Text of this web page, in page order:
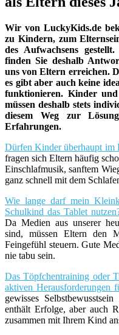
Wir von LuckyKids.de
zu Kindern, zum
des Aufwachsens
finden Sie deshalb
uns von Eltern erreichen.
es gibt aber auch keine
funktionieren. Kinder
müssen deshalb stets
diesem Weg zur
Erfahrungen.
Dürfen Kinder überhaupt im
fragen sich Eltern häufig
Einschlafmusik, sanftem
ganz schnell mit dem
Wie lange darf mein
Schulkind das Tablet
Da Medien aus unserer
sind, müssen Eltern den
Feingefühl steuern. Gute
nie tabu sein.
Das Töpfchentraining oder
aktiven Herausforderungen
gewisses
enthält Erfolge, aber auch
zusammen mit Ihrem Kind